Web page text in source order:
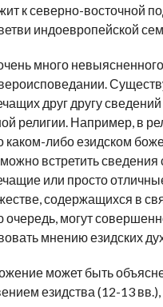
к северно-восточной
индоевропейской
много
друг другу сведений
религии. Например, в
каком-либо езидском
встретить
или просто
содержащихся в
очередь, могут
мнению езидских
может быть
езидства (12-13 вв.),